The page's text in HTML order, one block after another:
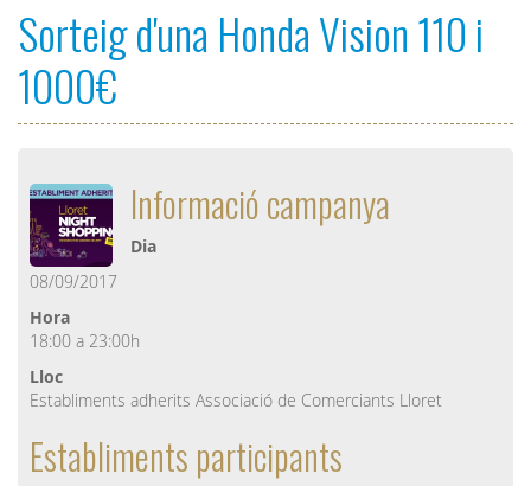
Sorteig d'una Honda Vision 110 i
1000€
Informació campanya
Dia
08/09/2017
Hora
18:00 a 23:00h
Lloc
Establiments adherits Associació de Comerciants Lloret
Establiments participants